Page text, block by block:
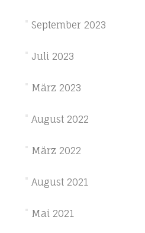
September 2023
Juli 2023
März 2023
August 2022
März 2022
August 2021
Mai 2021